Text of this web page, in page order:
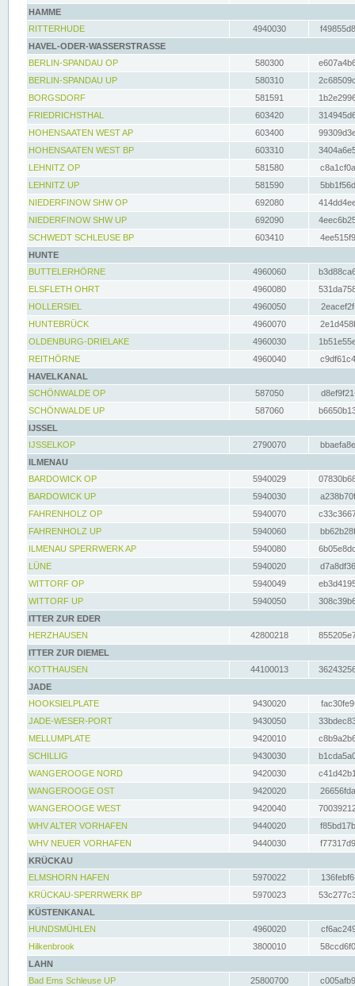
HAMME
RITTERHUDE
4940030
HAVEL-ODER-WASSERSTRASSE
BERLIN-SPANDAU OP
580300
BERLIN-SPANDAU UP
580310
BORGSDORF
581591
FRIEDRICHSTHAL
603420
HOHENSAATEN WEST AP
603400
HOHENSAATEN WEST BP
603310
LEHNITZ OP
581580
LEHNITZ UP
581590
NIEDERFINOW SHW OP
692080
NIEDERFINOW SHW UP
692090
SCHWEDT SCHLEUSE BP
603410
HUNTE
BUTTELERHÖRNE
4960060
ELSFLETH OHRT
4960080
HOLLERSIEL
4960050
HUNTEBRÜCK
4960070
OLDENBURG-DRIELAKE
4960030
REITHÖRNE
4960040
HAVELKANAL
SCHÖNWALDE OP
587050
SCHÖNWALDE UP
587060
IJSSEL
IJSSELKOP
2790070
ILMENAU
BARDOWICK OP
5940029
BARDOWICK UP
5940030
FAHRENHOLZ OP
5940070
FAHRENHOLZ UP
5940060
ILMENAU SPERRWERK AP
5940080
LÜNE
5940020
WITTORF OP
5940049
WITTORF UP
5940050
ITTER ZUR EDER
HERZHAUSEN
42800218
ITTER ZUR DIEMEL
KOTTHAUSEN
44100013
JADE
HOOKSIELPLATE
9430020
JADE-WESER-PORT
9430050
MELLUMPLATE
9420010
SCHILLIG
9430030
WANGEROOGE NORD
9420030
WANGEROOGE OST
9420020
WANGEROOGE WEST
9420040
WHV ALTER VORHAFEN
9440020
WHV NEUER VORHAFEN
9440030
KRÜCKAU
ELMSHORN HAFEN
5970022
KRÜCKAU-SPERRWERK BP
5970023
KÜSTENKANAL
HUNDSMÜHLEN
4960020
Hilkenbrook
3800010
LAHN
Bad Ems Schleuse UP
25800700